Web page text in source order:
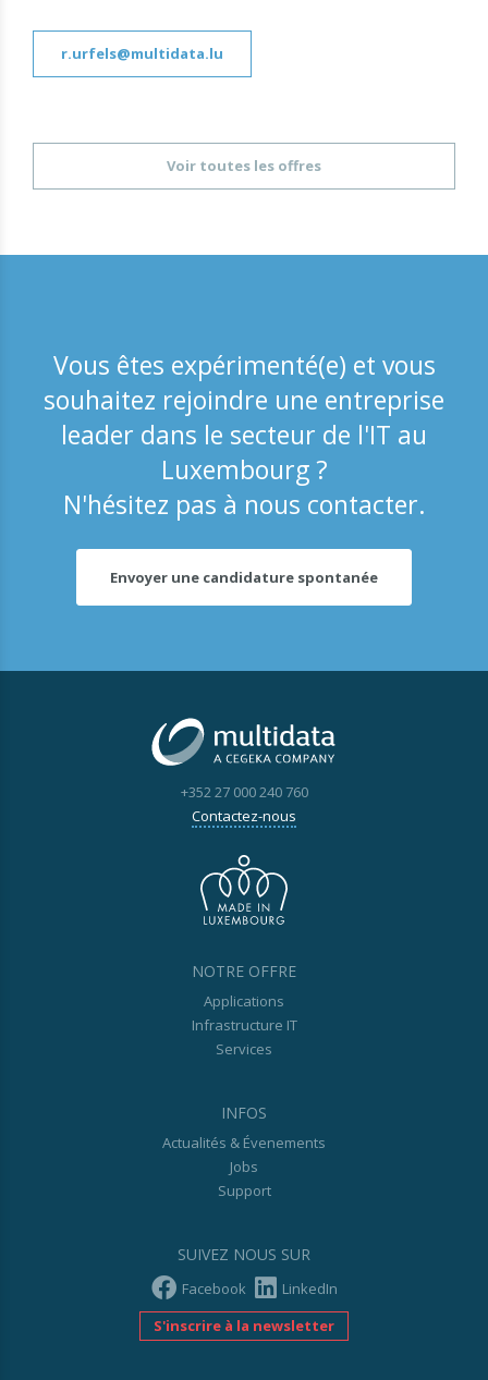
r.urfels@multidata.lu
Voir toutes les offres
Vous êtes expérimenté(e) et vous
souhaitez rejoindre une entreprise
leader dans le secteur de l'IT au
Luxembourg ?
N'hésitez pas à nous contacter.
Envoyer une candidature spontanée
+352 27 000 240 760
Contactez-nous
NOTRE OFFRE
Applications
Infrastructure IT
Services
INFOS
Actualités & Évenements
Jobs
Support
SUIVEZ NOUS SUR
Facebook
LinkedIn
S'inscrire à la newsletter